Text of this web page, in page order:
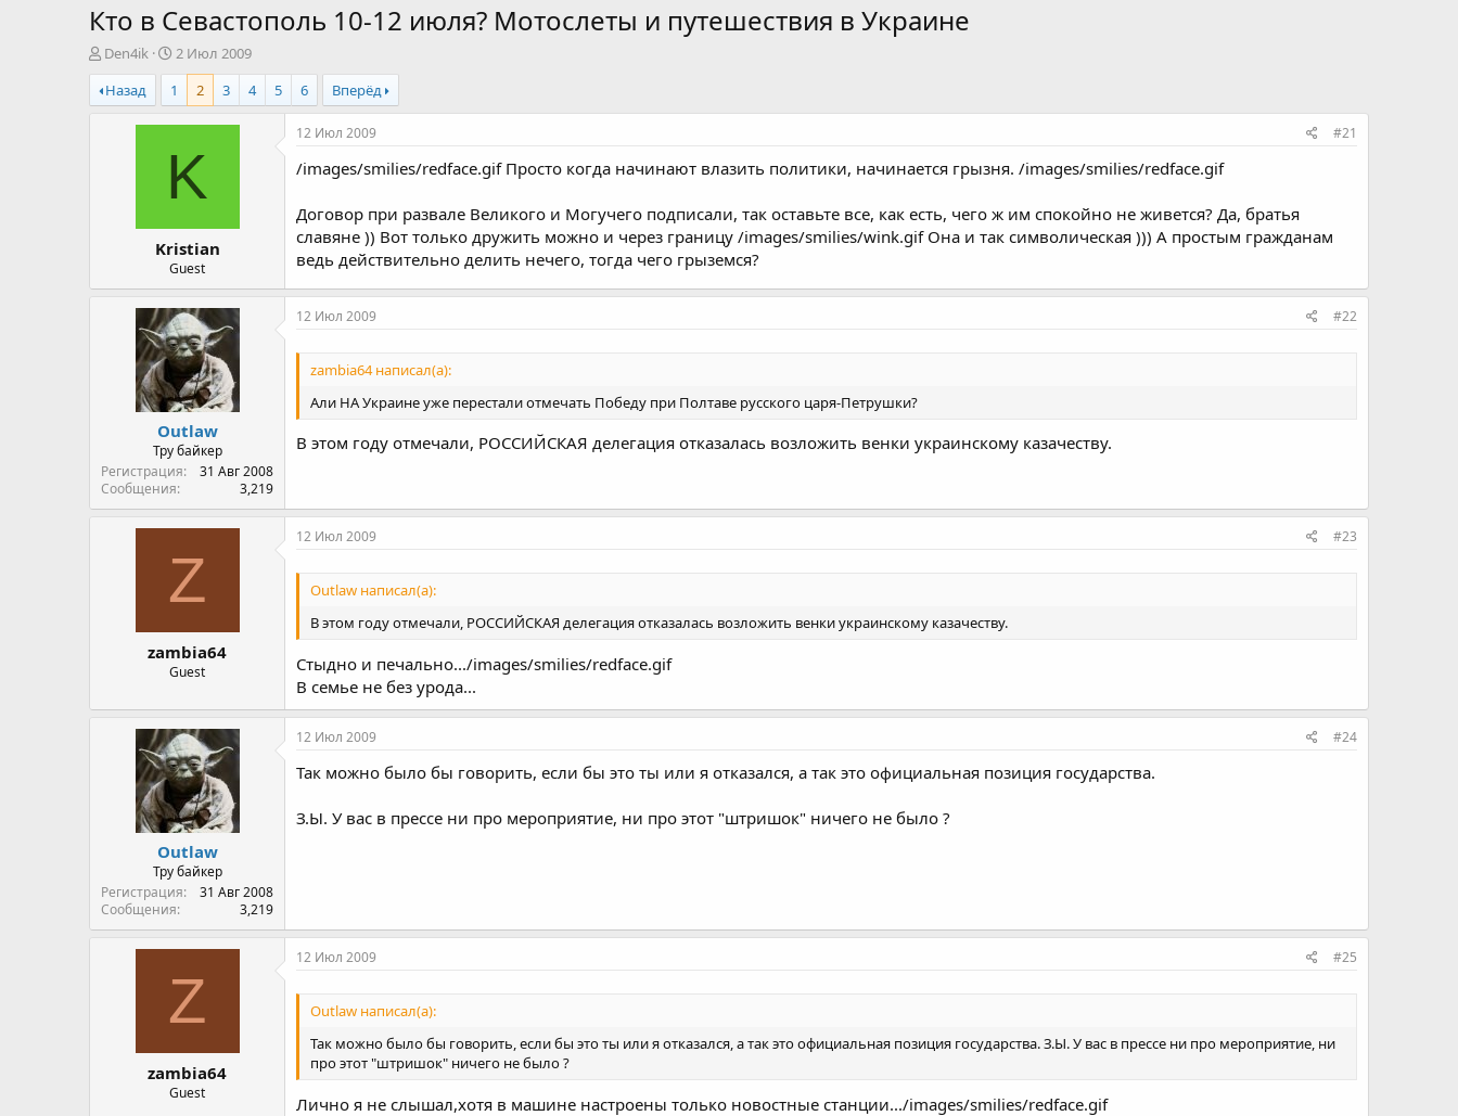
Кто в Севастополь 10-12 июля? Мотослеты и путешествия в Украине
А
в
т
о
Den4ik
Д
а
т
а
н
ч
а
а
2 Июл 2009
Назад
1 2 3 4 5 6 Вперёд
K
Kristian
Guest
12 Июл 2009 #21
/images/smilies/redface.gif Просто когда начинают влазить политики, начинается грызня. /images/smilies/redface.gif
Договор при развале Великого и Могучего подписали, так оставьте все, как есть, чего ж им спокойно не живется? Да, братья
славяне )) Вот только дружить можно и через границу /images/smilies/wink.gif Она и так символическая ))) А простым гражданам
ведь действительно делить нечего, тогда чего грыземся?
Outlaw
Тру байкер
Регистрация
31 Авг 2008
Сообщения
3,219
12 Июл 2009 #22
zambia64 написал(а):
Али НА Украине уже перестали отмечать Победу при Полтаве русского царя-Петрушки?
В этом году отмечали, РОССИЙСКАЯ делегация отказалась возложить венки украинскому казачеству.
Z
zambia64
Guest
12 Июл 2009 #23
Outlaw написал(а):
В этом году отмечали, РОССИЙСКАЯ делегация отказалась возложить венки украинскому казачеству.
Стыдно и печально.../images/smilies/redface.gif
В семье не без урода...
Outlaw
Тру байкер
Регистрация
31 Авг 2008
Сообщения
3,219
12 Июл 2009 #24
Так можно было бы говорить, если бы это ты или я отказался, а так это официальная позиция государства.
З.Ы. У вас в прессе ни про мероприятие, ни про этот "штришок" ничего не было ?
Z
zambia64
Guest
12 Июл 2009 #25
Outlaw написал(а):
Так можно было бы говорить, если бы это ты или я отказался, а так это официальная позиция государства. З.Ы. У вас в прессе ни про мероприятие, ни
про этот "штришок" ничего не было ?
Лично я не слышал,хотя в машине настроены только новостные станции.../images/smilies/redface.gif